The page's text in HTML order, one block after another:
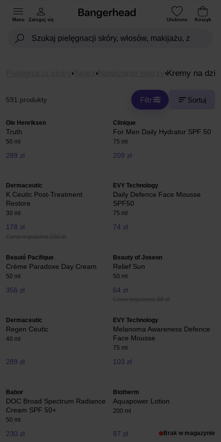
Menu Zaloguj się Ulubione Koszyk
Twarz Nawilżanie twarzy Kremy na
591 produkty Filtr Sortuj
Ole Henriksen
Truth
50 ml
289 zł
Clinique
For Men Daily Hydrator SPF 50
75 ml
209 zł
Dermaceutic
K Ceutic Post-Treatment
Restore
30 ml
178 zł
Cena regularna 250 zł
EVY Technology
Daily Defence Face Mousse
SPF50
75 ml
74 zł
Beauté Pacifique
Crème Paradoxe Day Cream
50 ml
356 zł
Beauty of Joseon
Relief Sun
50 ml
64 zł
Cena regularna 96 zł
Dermaceutic
Regen Ceutic
40 ml
289 zł
EVY Technology
Melanoma Awareness Defence
Face Mousse
75 ml
103 zł
Babor
DOC Broad Spectrum Radiance
Cream SPF 50+
50 ml
230 zł
Biotherm
Aquapower Lotion
200 ml
87 zł Brak w magazynie